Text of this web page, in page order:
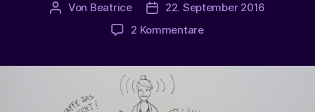
Beitragsautor
Von Beatrice Veröffentlichungsdatum
22. September 2016
2 Kommentarezu